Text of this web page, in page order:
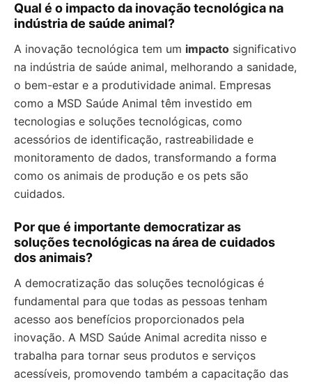
Qual é o impacto da inovação tecnológica na
indústria de saúde animal?
A inovação tecnológica tem um impacto significativo
na indústria de saúde animal, melhorando a sanidade,
o bem-estar e a produtividade animal. Empresas
como a MSD Saúde Animal têm investido em
tecnologias e soluções tecnológicas, como
acessórios de identificação, rastreabilidade e
monitoramento de dados, transformando a forma
como os animais de produção e os pets são
cuidados.
Por que é importante democratizar as
soluções tecnológicas na área de cuidados
dos animais?
A democratização das soluções tecnológicas é
fundamental para que todas as pessoas tenham
acesso aos benefícios proporcionados pela
inovação. A MSD Saúde Animal acredita nisso e
trabalha para tornar seus produtos e serviços
acessíveis, promovendo também a capacitação das